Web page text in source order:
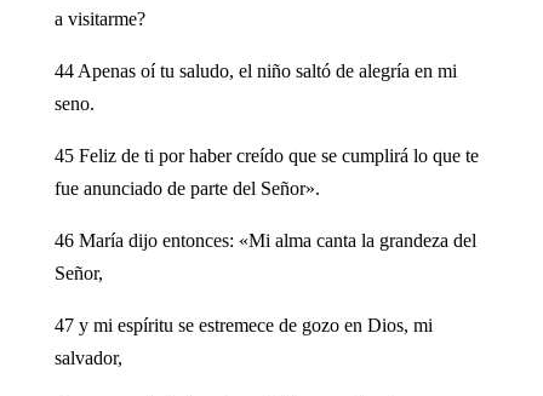
a visitarme?
44 Apenas oí tu saludo, el niño saltó de alegría en mi
seno.
45 Feliz de ti por haber creído que se cumplirá lo que te
fue anunciado de parte del Señor».
46 María dijo entonces: «Mi alma canta la grandeza del
Señor,
47 y mi espíritu se estremece de gozo en Dios, mi
salvador,